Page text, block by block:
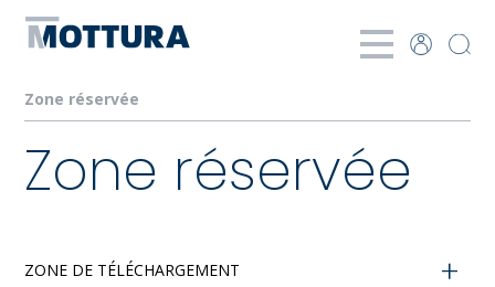
Zone réservée
Zone réservée
ZONE DE TÉLÉCHARGEMENT